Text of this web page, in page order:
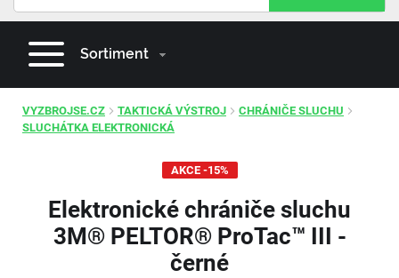
Sortiment
VYZBROJSE.CZ TAKTICKÁ VÝSTROJ
CHRÁNIČE SLUCHU
SLUCHÁTKA ELEKTRONICKÁ
AKCE -15%
Elektronické chrániče sluchu
3M® PELTOR® ProTac™ III -
černé